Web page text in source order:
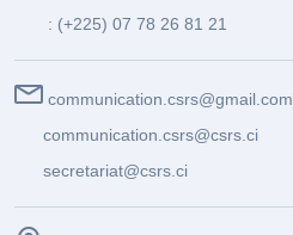
: (+225) 07 78 26 81 21
communication.csrs@gmail.com
communication.csrs@csrs.ci
secretariat@csrs.ci